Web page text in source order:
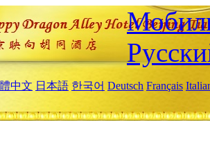
中文 日本語 한국어 Deutsch Français